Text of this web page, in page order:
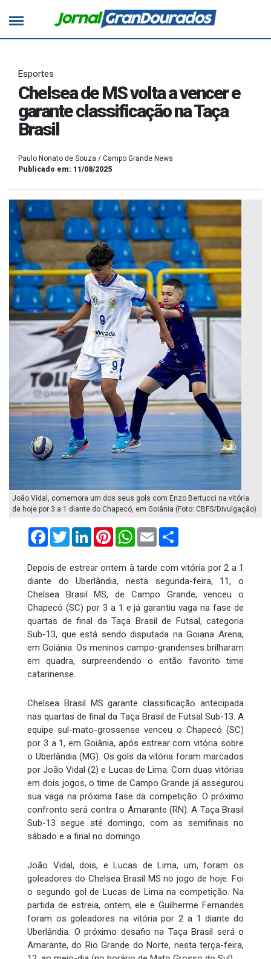
Esportes
Chelsea de MS volta a vencer e
garante classificação na Taça
Brasil
Paulo Nonato de Souza / Campo Grande News
Publicado em: 11/08/2025
João Vidal, comemora um dos seus gols com Enzo Bertucci na vitória
de hoje por 3 a 1 diante do Chapecó, em Goiânia (Foto: CBFS/Divulgação)
FacebookTwitterLinkedInPinterestWhatsApp
Email
Depois de estrear ontem à tarde com vitória por 2 a 1
diante do Uberlândia, nesta segunda-feira, 11, o
Chelsea Brasil MS, de Campo Grande, venceu o
Chapecó (SC) por 3 a 1 e já garantiu vaga na fase de
quartas de final da Taça Brasil de Futsal, categoria
Sub-13, que está sendo disputada na Goiana Arena,
em Goiânia. Os meninos campo-grandenses brilharam
em quadra, surpreendendo o então favorito time
catarinense.
Chelsea Brasil MS garante classificação antecipada
nas quartas de final da Taça Brasil de Futsal Sub-13. A
equipe sul-mato-grossense venceu o Chapecó (SC)
por 3 a 1, em Goiânia, após estrear com vitória sobre
o Uberlândia (MG). Os gols da vitória foram marcados
por João Vidal (2) e Lucas de Lima. Com duas vitórias
em dois jogos, o time de Campo Grande já assegurou
sua vaga na próxima fase da competição. O próximo
confronto será contra o Amarante (RN). A Taça Brasil
Sub-13 segue até domingo, com as semifinais no
sábado e a final no domingo.
João Vidal, dois, e Lucas de Lima, um, foram os
goleadores do Chelsea Brasil MS no jogo de hoje. Foi
o segundo gol de Lucas de Lima na competição. Na
partida de estreia, ontem, ele e Guilherme Fernandes
foram os goleadores na vitória por 2 a 1 diante do
Uberlândia. O próximo desafio na Taça Brasil será o
Amarante, do Rio Grande do Norte, nesta terça-feira,